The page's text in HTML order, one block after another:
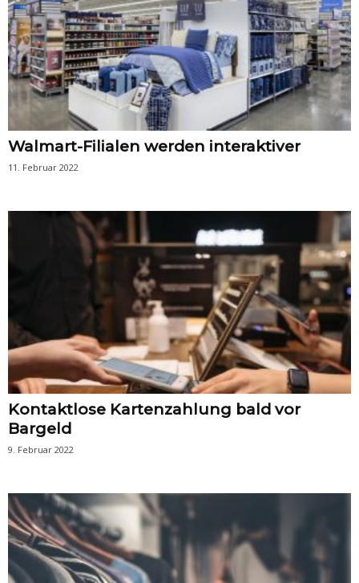
Walmart-Filialen werden interaktiver
11. Februar 2022
Kontaktlose Kartenzahlung bald vor
Bargeld
9. Februar 2022